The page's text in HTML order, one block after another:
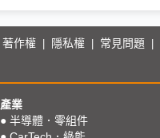
著作權 隱私權 常見問題
產業
● 半導體．零組件